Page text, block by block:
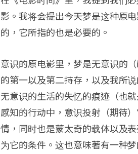
影。我将会提出今天梦是这种原
的，它所指的也是必要的。
意识的原电影里，梦是无意识的
的第一以及第二持存，以及我所
无意识的生活的失忆的痕迹（也
感知的行动中，意识投射（期待
情，同时也是蒙太奇的载体以及
为它的条件。这也意味著有一种梦